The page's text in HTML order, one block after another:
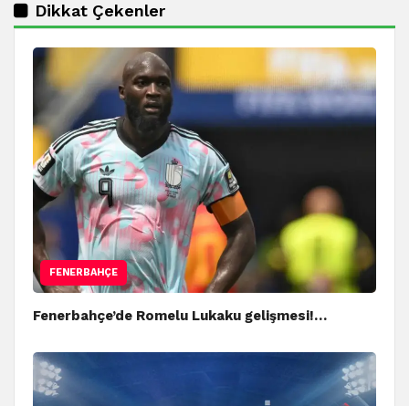
Dikkat Çekenler
FENERBAHÇE
Fenerbahçe’de Romelu Lukaku gelişmesi!…